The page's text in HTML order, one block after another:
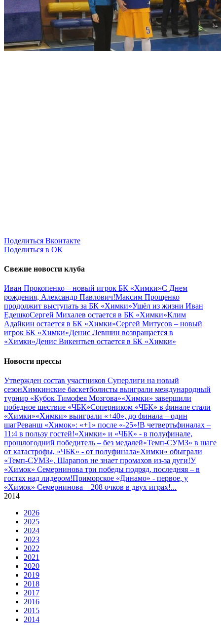
Поделиться Вконтакте
Поделиться в ОК
Свежие новости клуба
Иван Прокопенко – новый игрок БК «Химки»С Днем
рождения, Александр Павлович!Максим Прощенко
продолжит выступать за БК «Химки»Ушёл из жизни Иван
ЕдешкоСергей Михалев остается в БК «Химки»Клим
Адайкин остается в БК «Химки»Сергей Митусов – новый
игрок БК «Химки»Денис Левшин возвращается в
«Химки»Денис Викентьев остается в БК «Химки»
Новости прессы
Утвержден состав участников Cуперлиги на новый
сезонХимкинские баскетболисты выиграли международный
турнир «Кубок Тимофея Мозгова»«Химки» завершили
победное шествие «ЧБК»Соперником «ЧБК» в финале стали
«Химки»«Химки» выиграли «+40», до финала – один
шагРеванш «Химок»: «+1» после «-25»!В четвертьфиналах –
11:4 в пользу гостей!«Химки» и «ЧБК» - в полуфинале,
прошлогодний победитель – без медалей«Темп-СУМЗ» в шаге
от катастрофы, «ЧБК» - от полуфинала«Химки» обыграли
«Темп-СУМЗ», Шарапов не знает промахов из-за дуги!У
«Химок» Семернинова три победы подряд, последняя – в
гостях над лидером!Приморское «Динамо» - первое, у
«Химок» Семернинова – 208 очков в двух играх!...
2014
2026
2025
2024
2023
2022
2021
2020
2019
2018
2017
2016
2015
2014